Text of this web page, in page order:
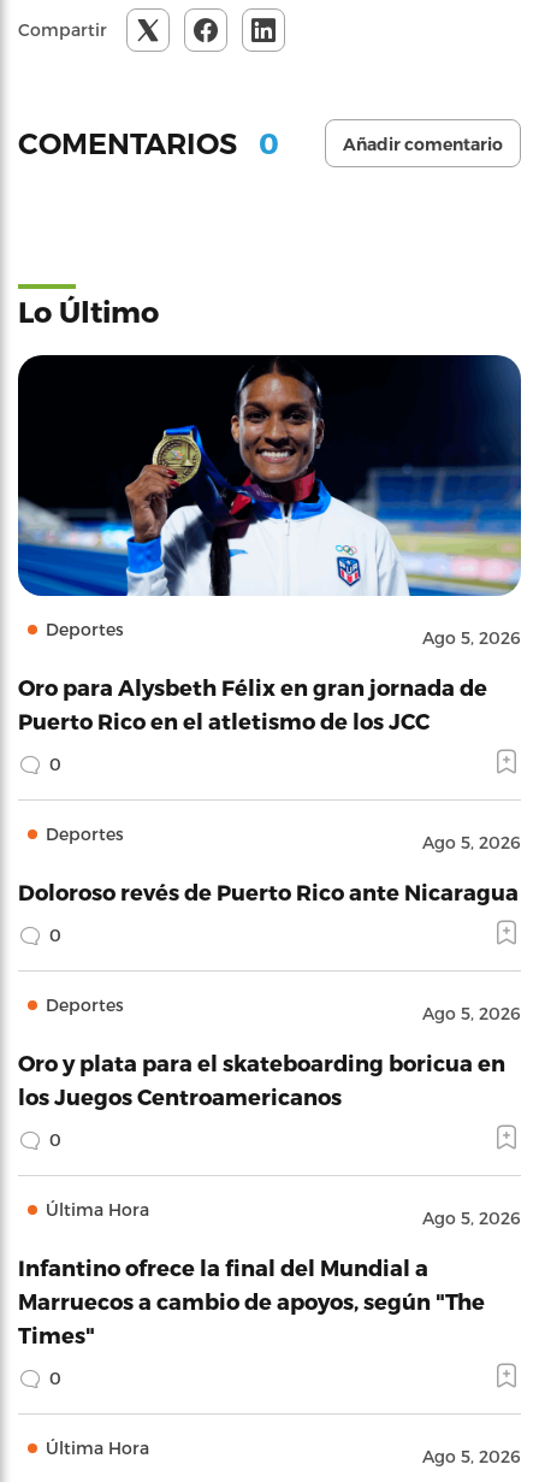
Compartir
COMENTARIOS 0 Añadir comentario
Lo Último
Deportes Ago 5, 2026
Oro para Alysbeth Félix en gran jornada de
Puerto Rico en el atletismo de los JCC
0
Deportes Ago 5, 2026
Doloroso revés de Puerto Rico ante Nicaragua
0
Deportes Ago 5, 2026
Oro y plata para el skateboarding boricua en
los Juegos Centroamericanos
0
Última Hora Ago 5, 2026
Infantino ofrece la final del Mundial a
Marruecos a cambio de apoyos, según "The
Times"
0
Última Hora Ago 5, 2026